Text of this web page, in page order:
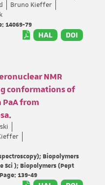
Bruno Kieffer
14069-79
HAL DOI
NMR
conformations of
from
Biopolymers
Sci ); Biopolymers (Pept
139-49